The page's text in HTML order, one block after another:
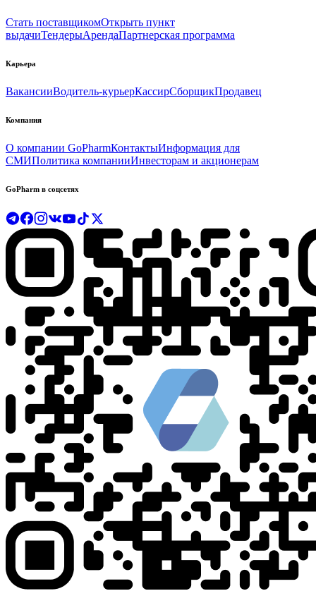
Стать поставщикомОткрыть пункт
выдачиТендерыАрендаПартнерская программа
Карьера
ВакансииВодитель-курьерКассирСборщикПродавец
Компания
О компании GoPharmКонтактыИнформация для
СМИПолитика компанииИнвесторам и акционерам
GoPharm в соцсетях